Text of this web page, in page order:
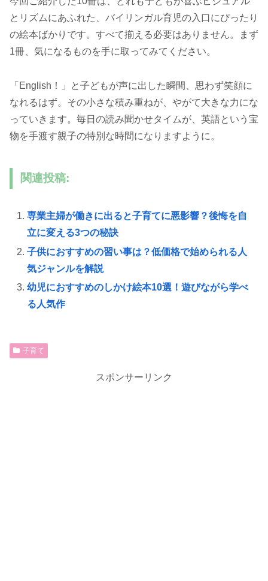
とリズムにあふれた、バイリンガル育児の入口にぴったり
の絵本ばかりです。すべて揃える必要はありません。まず
1冊、気になるものを手に取ってみてください。
「English！」と子どもが声に出した瞬間、思わず笑顔に
なれるはず。その小さな積み重ねが、やがて大きな力にな
っていきます。毎日の読み聞かせタイムが、英語という宝
物を手渡す親子の特別な時間になりますように。
関連投稿:
専業主婦が働きに出ると子育てに悪影響？後悔を自
立に変える3つの秘訣
子供におすすめの習い事は？低価格で始められる人
気ジャンルを解説
幼児におすすめのしかけ絵本10選！遊びながら学べ
る人気作
子育て
スポンサーリンク